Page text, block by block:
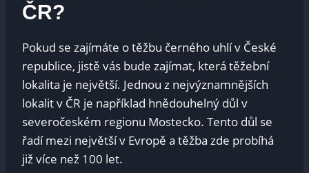
ČR?
Pokud se zajímáte o těžbu černého uhlí v České
republice, jistě vás bude zajímat, která těžební
lokalita je největší. Jednou z nejvýznamnějších
lokalit v ČR je například hnědouhelný důl v
severočeském regionu Mostecko. Tento důl se
řadí mezi největší v Evropě a těžba zde probíhá
již více než 100 let.